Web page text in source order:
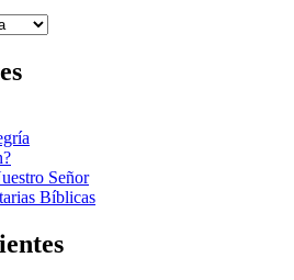
Señor
Bíblicas